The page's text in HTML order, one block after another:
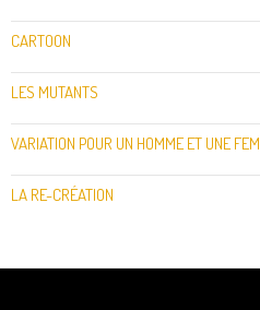
CARTOON
LES MUTANTS
VARIATION POUR UN HOMME ET UNE
LA RE-CRÉATION